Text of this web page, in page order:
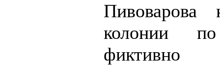
колонии
фиктивно